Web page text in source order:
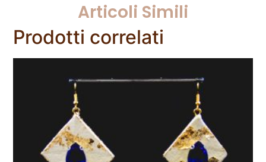
Articoli Simili
Prodotti correlati